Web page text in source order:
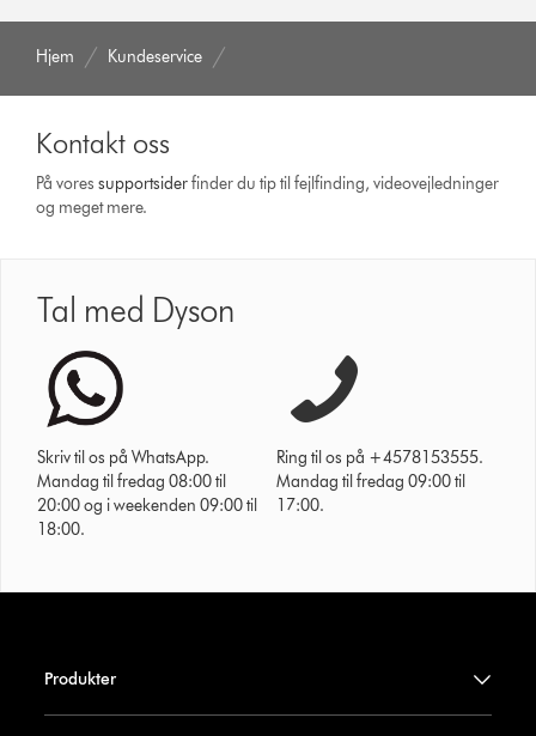
Hjem Kundeservice
Kontakt oss
På voressupport­siderfinder du tip til fejlfinding, video­vejledninger
og meget mere.
Tal med Dyson
Skriv til os på WhatsApp.
Mandag til fredag 08:00 til
20:00 og i weekenden 09:00 til
18:00.
Ring til os på +4578153555.
Mandag til fredag 09:00 til
17:00.
Produkter